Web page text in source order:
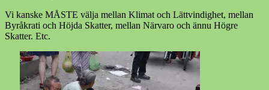
Vi kanske MÅSTE välja mellan Klimat och Lättvindighet, mellan
Byråkrati och Höjda Skatter, mellan Närvaro och ännu Högre
Skatter. Etc.